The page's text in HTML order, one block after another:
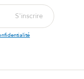
S'inscrire